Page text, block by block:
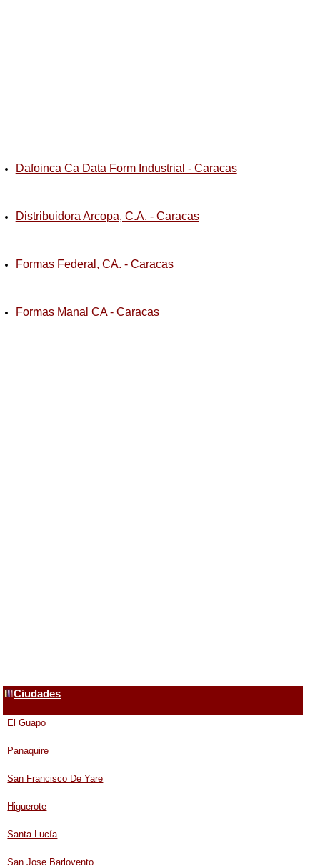
Dafoinca Ca Data Form Industrial - Caracas
Distribuidora Arcopa, C.A. - Caracas
Formas Federal, CA. - Caracas
Formas Manal CA - Caracas
Ciudades
El Guapo
Panaquire
San Francisco De Yare
Higuerote
Santa Lucía
San Jose Barlovento